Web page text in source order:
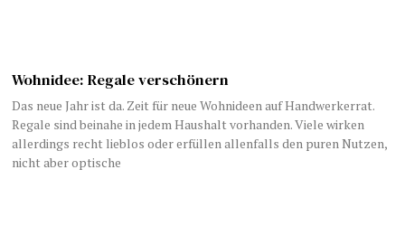
Wohnidee: Regale verschönern
Das neue Jahr ist da. Zeit für neue Wohnideen auf Handwerkerrat.
Regale sind beinahe in jedem Haushalt vorhanden. Viele wirken
allerdings recht lieblos oder erfüllen allenfalls den puren Nutzen,
nicht aber optische